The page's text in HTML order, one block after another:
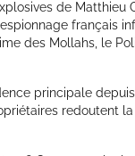
de Matthieu
français
des Mollahs, le
principale
redoutent